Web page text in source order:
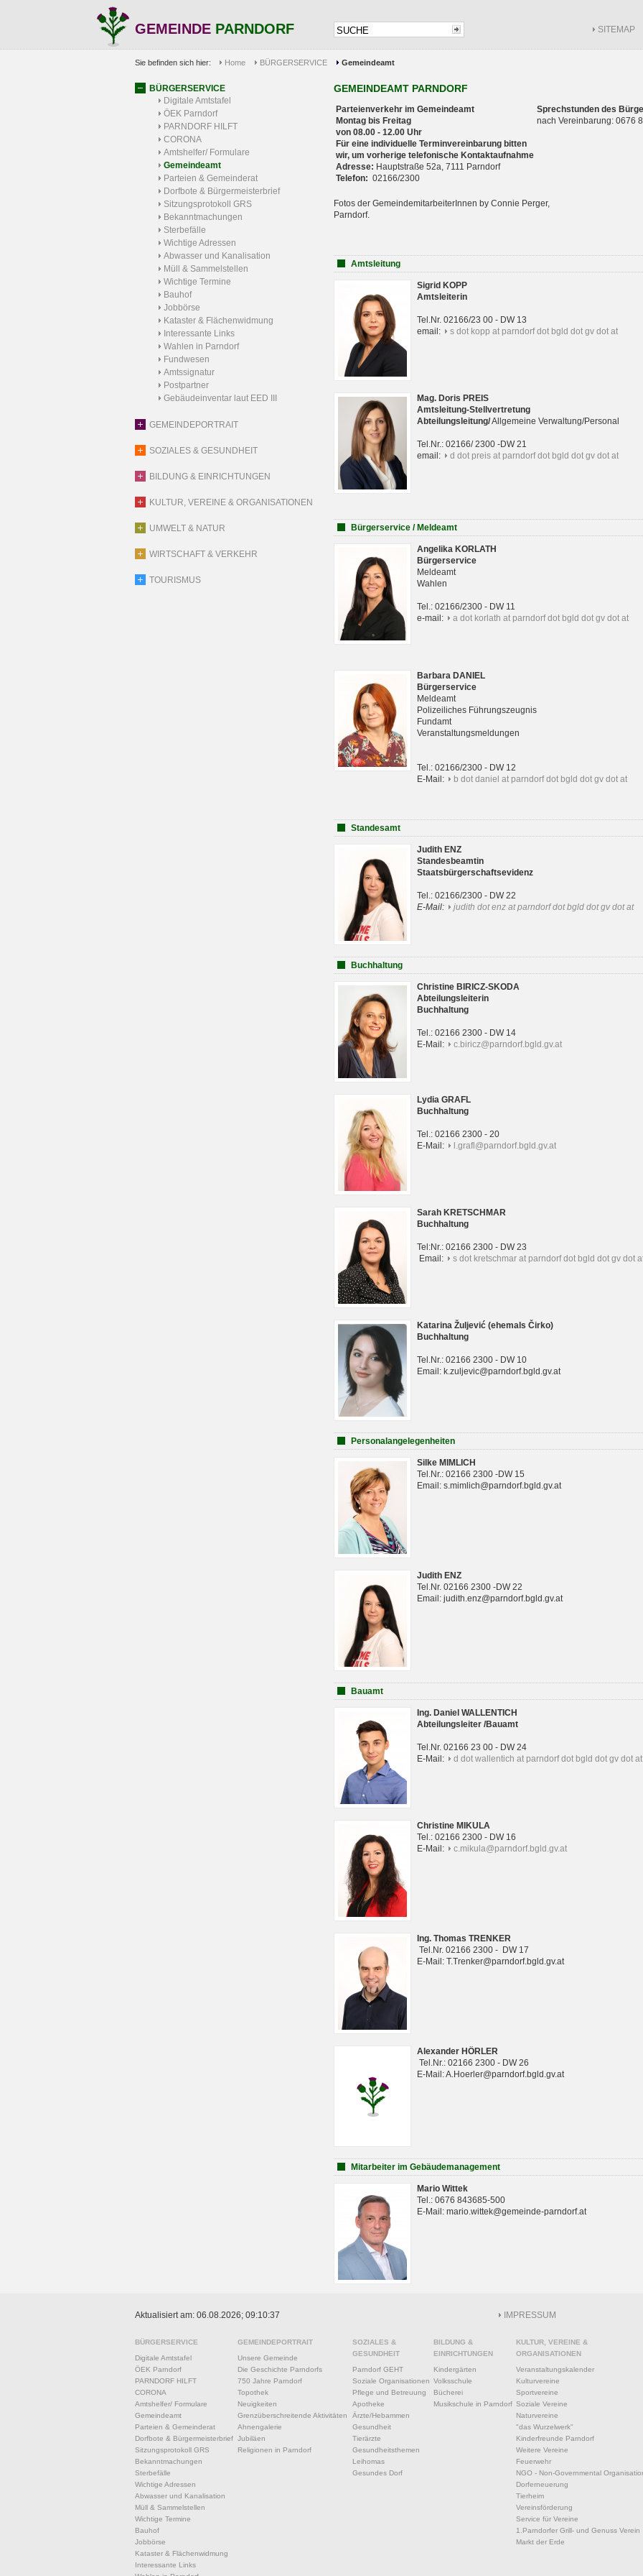
GEMEINDE PARNDORF SITEMAP
Sie befinden sich hier: Home BÜRGERSERVICE Gemeindeamt
BÜRGERSERVICE
Digitale Amtstafel
ÖEK Parndorf
PARNDORF HILFT
CORONA
Amtshelfer/ Formulare
Gemeindeamt
Parteien & Gemeinderat
Dorfbote & Bürgermeisterbrief
Sitzungsprotokoll GRS
Bekanntmachungen
Sterbefälle
Wichtige Adressen
Abwasser und Kanalisation
Müll & Sammelstellen
Wichtige Termine
Bauhof
Jobbörse
Kataster & Flächenwidmung
Interessante Links
Wahlen in Parndorf
Fundwesen
Amtssignatur
Postpartner
Gebäudeinventar laut EED III
GEMEINDEPORTRAIT
SOZIALES & GESUNDHEIT
BILDUNG & EINRICHTUNGEN
KULTUR, VEREINE & ORGANISATIONEN
UMWELT & NATUR
WIRTSCHAFT & VERKEHR
TOURISMUS
GEMEINDEAMT PARNDORF
Parteienverkehr im Gemeindeamt
Montag bis Freitag
von 08.00 - 12.00 Uhr
Für eine individuelle Terminvereinbarung bitten
wir, um vorherige telefonische Kontaktaufnahme
Adresse: Hauptstraße 52a, 7111 Parndorf
Telefon: 02166/2300
Sprechstunden des
nach Vereinbarung: 0676
Fotos der GemeindemitarbeiterInnen by Connie Perger,
Parndorf.
Amtsleitung
Sigrid KOPP
Amtsleiterin
Tel.Nr. 02166/23 00 - DW 13
email:
s dot kopp at parndorf dot bgld dot gv dot at
Mag. Doris PREIS
Amtsleitung-Stellvertretung
Abteilungsleitung/Allgemeine Verwaltung/Personal
Tel.Nr.: 02166/ 2300 -DW 21
email:
d dot preis at parndorf dot bgld dot gv dot at
Bürgerservice / Meldeamt
Angelika KORLATH
Bürgerservice
Meldeamt
Wahlen
Tel.: 02166/2300 - DW 11
e-mail:
a dot korlath at parndorf dot bgld dot gv dot at
Barbara DANIEL
Bürgerservice
Meldeamt
Polizeiliches Führungszeugnis
Fundamt
Veranstaltungsmeldungen
Tel.: 02166/2300 - DW 12
E-Mail:
b dot daniel at parndorf dot bgld dot gv dot at
Standesamt
Judith ENZ
Standesbeamtin
Staatsbürgerschaftsevidenz
Tel.: 02166/2300 - DW 22
E-Mail:
judith dot enz at parndorf dot bgld dot gv dot at
Buchhaltung
Christine BIRICZ-SKODA
Abteilungsleiterin
Buchhaltung
Tel.: 02166 2300 - DW 14
E-Mail:
c.biricz@parndorf.bgld.gv.at
Lydia GRAFL
Buchhaltung
Tel.: 02166 2300 - 20
E-Mail:
l.grafl@parndorf.bgld.gv.at
Sarah KRETSCHMAR
Buchhaltung
Tel:Nr.: 02166 2300 - DW 23
Email:
s dot kretschmar at parndorf dot bgld dot gv dot
Katarina Žuljević (ehemals Čirko)
Buchhaltung
Tel.Nr.: 02166 2300 - DW 10
Email: k.zuljevic@parndorf.bgld.gv.at
Personalangelegenheiten
Silke MIMLICH
Tel.Nr.: 02166 2300 -DW 15
Email: s.mimlich@parndorf.bgld.gv.at
Judith ENZ
Tel.Nr. 02166 2300 -DW 22
Email: judith.enz@parndorf.bgld.gv.at
Bauamt
Ing. Daniel WALLENTICH
Abteilungsleiter /Bauamt
Tel.Nr. 02166 23 00 - DW 24
E-Mail:
d dot wallentich at parndorf dot bgld dot gv dot at
Christine MIKULA
Tel.: 02166 2300 - DW 16
E-Mail:
c.mikula@parndorf.bgld.gv.at
Ing. Thomas TRENKER
Tel.Nr. 02166 2300 - DW 17
E-Mail: T.Trenker@parndorf.bgld.gv.at
Alexander HÖRLER
Tel.Nr.: 02166 2300 - DW 26
E-Mail: A.Hoerler@parndorf.bgld.gv.at
Mitarbeiter im Gebäudemanagement
Mario Wittek
Tel.: 0676 843685-500
E-Mail: mario.wittek@gemeinde-parndorf.at
Aktualisiert am: 06.08.2026; 09:10:37 IMPRESSUM
BÜRGERSERVICE
Digitale Amtstafel
ÖEK Parndorf
PARNDORF HILFT
CORONA
Amtshelfer/ Formulare
Gemeindeamt
Parteien & Gemeinderat
Dorfbote & Bürgermeisterbrief
Sitzungsprotokoll GRS
Bekanntmachungen
Sterbefälle
Wichtige Adressen
Abwasser und Kanalisation
Müll & Sammelstellen
Wichtige Termine
Bauhof
Jobbörse
Kataster & Flächenwidmung
Interessante Links
GEMEINDEPORTRAIT
Unsere Gemeinde
Die Geschichte Parndorfs
750 Jahre Parndorf
Topothek
Neuigkeiten
Grenzüberschreitende Aktivitäten
Ahnengalerie
Jubiläen
Religionen in Parndorf
SOZIALES &
GESUNDHEIT
Parndorf GEHT
Soziale Organisationen
Pflege und Betreuung
Apotheke
Ärzte/Hebammen
Gesundheit
Tierärzte
Gesundheitsthemen
Leihomas
Gesundes Dorf
BILDUNG &
EINRICHTUNGEN
Kindergärten
Volksschule
Bücherei
Musikschule in Parndorf
KULTUR, VEREINE &
ORGANISATIONEN
Veranstaltungskalender
Kulturvereine
Sportvereine
Soziale Vereine
Naturvereine
"das Wurzelwerk"
Kinderfreunde Parndorf
Weitere Vereine
Feuerwehr
NGO - Non-Governmental
Dorferneuerung
Tierheim
Vereinsförderung
Service für Vereine
1.Parndorfer Grill- und Genuss Verein
Markt der Erde